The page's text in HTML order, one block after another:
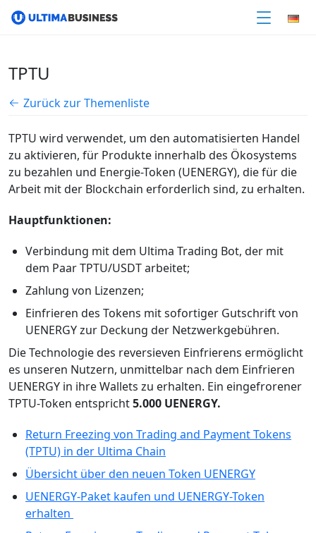
TPTU
Zurück zur Themenliste
TPTU wird verwendet, um den automatisierten Handel
zu aktivieren, für Produkte innerhalb des Ökosystems
zu bezahlen und Energie-Token (UENERGY), die für die
Arbeit mit der Blockchain erforderlich sind, zu erhalten.
Hauptfunktionen:
Verbindung mit dem Ultima Trading Bot, der mit
dem Paar TPTU/USDT arbeitet;
Zahlung von Lizenzen;
Einfrieren des Tokens mit sofortiger Gutschrift von
UENERGY zur Deckung der Netzwerkgebühren.
Die Technologie des reversieven Einfrierens ermöglicht
es unseren Nutzern, unmittelbar nach dem Einfrieren
UENERGY in ihre Wallets zu erhalten. Ein eingefrorener
TPTU-Token entspricht5.000 UENERGY.
Return Freezing von Trading and Payment Tokens
(TPTU) in der Ultima Chain
Übersicht über den neuen Token UENERGY
UENERGY-Paket kaufen und UENERGY-Token
erhalten